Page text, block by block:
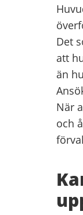
Det
att
än
När
och